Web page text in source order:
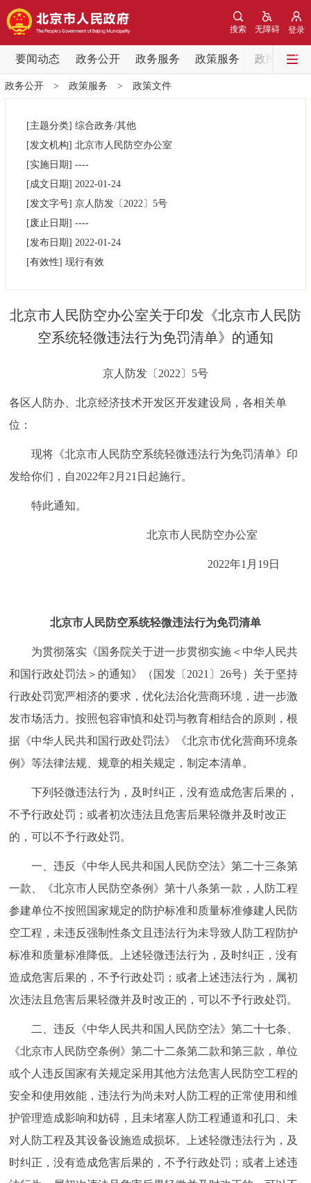
登录
无障碍
搜索
要闻动态 政务公开 政务服务 政策服务 政民互动
要闻动态
党中央精神 国务院信息
北京要闻
政务公开
市领导
政策兑现 政策解读 回应关切
决策公开 专题公开
个人服务 法人服务 部门服务
中介服务 阳光政务
走进北京
多语种
DEUTSCH FRANÇAIS РУССКИЙ ЯЗЫК
ESPAÑOL العربية PORTUGUÊS
回到顶部
政务公开> 政策服务 > 政策文件
[主题分类] 综合政务/其他
[发文机构] 北京市人民防空办公室
[实施日期] ----
[成文日期] 2022-01-24
[发文字号] 京人防发〔2022〕 5号
[废止日期] ----
[发布日期] 2022-01-24
[有效性] 现行有效
北京市人民防空办公室关于印发《北京市人民防
空系统轻微违法行为免罚清单》的通知
京人防发〔2022〕5号
各区人防办、北京经济技术开发区开发建设局，各相关单
位：
现将《北京市人民防空系统轻微违法行为免罚清单》印
发给你们，自2022年2月21日起施行。
特此通知。
北京市人民防空办公室
2022年1月19日
北京市人民防空系统轻微违法行为免罚清单
为贯彻落实《国务院关于进一步贯彻实施＜中华人民共
和国行政处罚法＞的通知》（国发〔2021〕26号）关于坚持
行政处罚宽严相济的要求，优化法治化营商环境，进一步激
发市场活力。按照包容审慎和处罚与教育相结合的原则，根
据《中华人民共和国行政处罚法》《北京市优化营商环境条
例》等法律法规、规章的相关规定，制定本清单。
下列轻微违法行为，及时纠正，没有造成危害后果的，
不予行政处罚；或者初次违法且危害后果轻微并及时改正
的，可以不予行政处罚。
一、违反《中华人民共和国人民防空法》第二十三条第
一款、《北京市人民防空条例》第十八条第一款，人防工程
参建单位不按照国家规定的防护标准和质量标准修建人民防
空工程，未违反强制性条文且违法行为未导致人防工程防护
标准和质量标准降低。上述轻微违法行为，及时纠正，没有
造成危害后果的，不予行政处罚；或者上述违法行为，属初
次违法且危害后果轻微并及时改正的，可以不予行政处罚。
二、违反《中华人民共和国人民防空法》第二十七条、
《北京市人民防空条例》第二十二条第二款和第三款，单位
或个人违反国家有关规定采用其他方法危害人民防空工程的
安全和使用效能，违法行为尚未对人防工程的正常使用和维
护管理造成影响和妨碍，且未堵塞人防工程通道和孔口、未
对人防工程及其设备设施造成损坏。上述轻微违法行为，及
时纠正，没有造成危害后果的，不予行政处罚；或者上述违